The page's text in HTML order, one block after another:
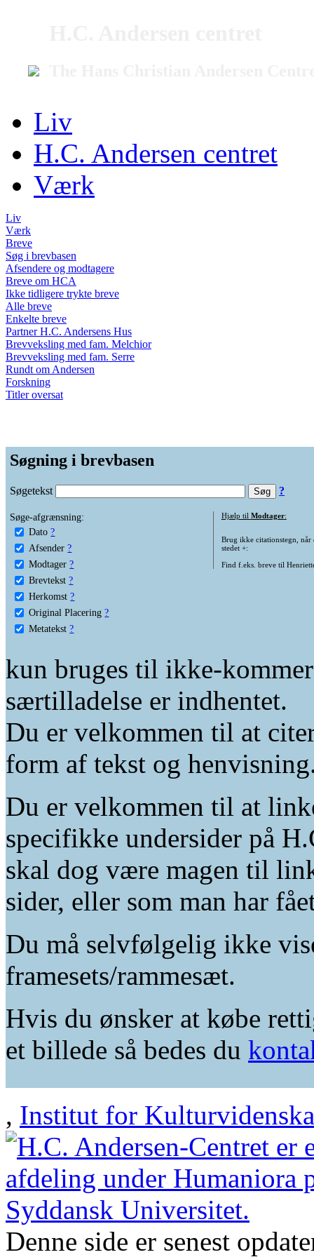
Liv
H.C. Andersen centret
Værk
Liv
Værk
Breve
Søg i brevbasen
Afsendere og modtagere
Breve om HCA
Ikke tidligere trykte breve
Alle breve
Enkelte breve
Partner H.C. Andersens Hus
Brevveksling med fam. Melchior
Brevveksling med fam. Serre
Rundt om Andersen
Forskning
Titler oversat
Søgning i brevbasen
Søgetekst ?
Søge-afgrænsning:
Dato ?
Afsender ?
Modtager ?
Brevtekst ?
Herkomst ?
Original Placering ?
Metatekst ?
Hjælp til Modtager:
Brug ikke citationstegn, når
stedet +:
Find f.eks. breve til
kun bruges til ikke-
særtilladelse er indhentet.
Du er velkommen til at
form af tekst og
Du er velkommen til at
specifikke undersider på
skal dog være magen til
sider, eller som man har
Du må selvfølgelig ikke
framesets/rammesæt.
Hvis du ønsker at købe
et billede så bedes du
, Institut for
Denne side er senest